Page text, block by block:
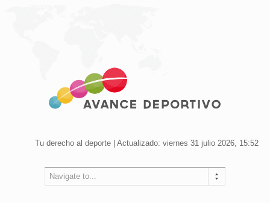
Tu derecho al deporte | Actualizado: viernes 31 julio 2026, 15:52
Navigate to...